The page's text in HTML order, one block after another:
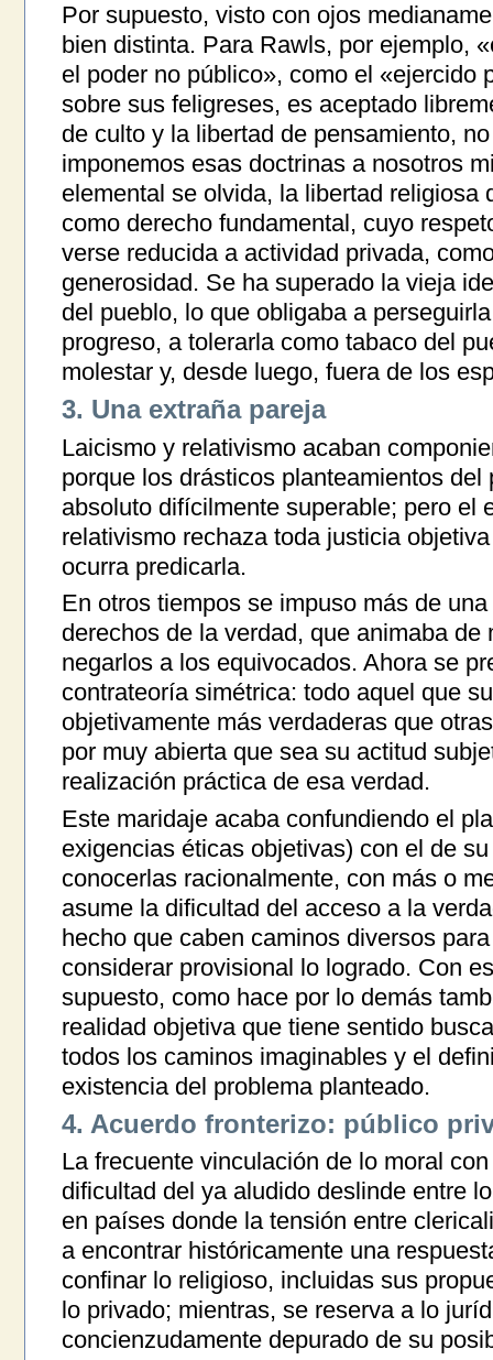
Por supuesto, visto con ojos
bien distinta. Para Rawls, por ejemplo,
el poder no público», como el «ejercido
sobre sus feligreses, es aceptado
de culto y la libertad de pensamiento,
imponemos esas doctrinas a nosotros
elemental se olvida, la libertad religiosa
como derecho fundamental, cuyo
verse reducida a actividad privada,
generosidad. Se ha superado la vieja
del pueblo, lo que obligaba a
progreso, a tolerarla como tabaco del
molestar y, desde luego, fuera de los
3. Una extraña pareja
Laicismo y relativismo acaban
porque los drásticos planteamientos del
absoluto difícilmente superable; pero el
relativismo rechaza toda justicia
ocurra predicarla.
En otros tiempos se impuso más de
derechos de la verdad, que animaba de
negarlos a los equivocados. Ahora se
contrateoría simétrica: todo aquel que
objetivamente más verdaderas que
por muy abierta que sea su actitud
realización práctica de esa verdad.
Este maridaje acaba confundiendo el
exigencias éticas objetivas) con el de
conocerlas racionalmente, con más o
asume la dificultad del acceso a la
hecho que caben caminos diversos
considerar provisional lo logrado. Con
supuesto, como hace por lo demás
realidad objetiva que tiene sentido
todos los caminos imaginables y el
existencia del problema planteado.
4. Acuerdo fronterizo: público
La frecuente vinculación de lo moral
dificultad del ya aludido deslinde entre
en países donde la tensión entre
a encontrar históricamente una
confinar lo religioso, incluidas sus
lo privado; mientras, se reserva a lo
concienzudamente depurado de su